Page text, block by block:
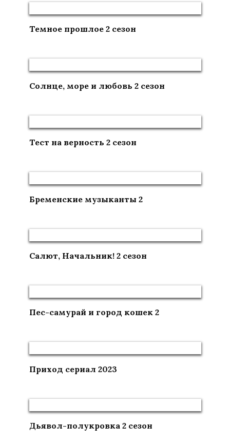
Темное прошлое 2 сезон
Солнце, море и любовь 2 сезон
Тест на верность 2 сезон
Бременские музыканты 2
Салют, Начальник! 2 сезон
Пес-самурай и город кошек 2
Приход сериал 2023
Дьявол-полукровка 2 сезон